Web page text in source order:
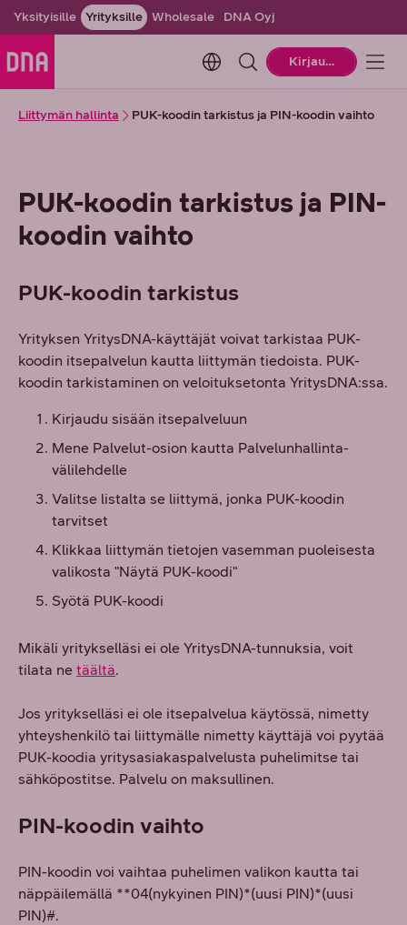
Yksityisille Yrityksille Wholesale DNA Oyj
Change language. Current
Kirjaudu
Liittymän hallinta PUK-koodin tarkistus ja PIN-koodin vaihto
PUK-koodin tarkistus ja PIN-
koodin vaihto
PUK-koodin tarkistus
Yrityksen YritysDNA-käyttäjät voivat tarkistaa PUK-
koodin itsepalvelun kautta liittymän tiedoista. PUK-
koodin tarkistaminen on veloituksetonta YritysDNA:ssa.
Kirjaudu sisään itsepalveluun
Mene Palvelut-osion kautta Palvelunhallinta-
välilehdelle
Valitse listalta se liittymä, jonka PUK-koodin
tarvitset
Klikkaa liittymän tietojen vasemman puoleisesta
valikosta "Näytä PUK-koodi"
Syötä PUK-koodi
Mikäli yritykselläsi ei ole YritysDNA-tunnuksia, voit
tilata ne täältä.
Jos yritykselläsi ei ole itsepalvelua käytössä, nimetty
yhteyshenkilö tai liittymälle nimetty käyttäjä voi pyytää
PUK-koodia yritysasiakaspalvelusta puhelimitse tai
sähköpostitse. Palvelu on maksullinen.
PIN-koodin vaihto
PIN-koodin voi vaihtaa puhelimen valikon kautta tai
näppäilemällä **04(nykyinen PIN)*(uusi PIN)*(uusi
PIN)#.